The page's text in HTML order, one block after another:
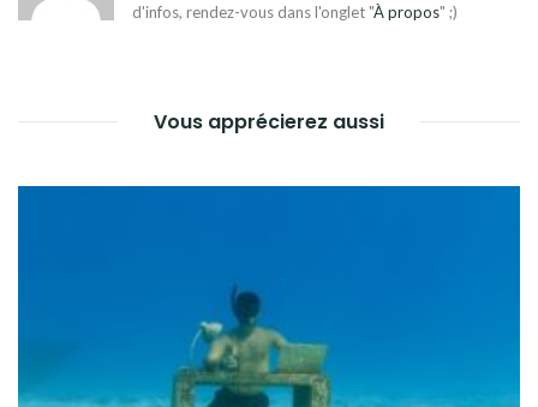
d'infos, rendez-vous dans l'onglet "À propos" ;)
Vous apprécierez aussi